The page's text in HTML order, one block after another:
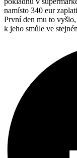
namísto 340 eur
První den mu to
k jeho smůle ve